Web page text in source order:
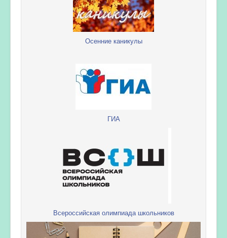
Осенние каникулы
ГИА
Всероссийская олимпиада школьников